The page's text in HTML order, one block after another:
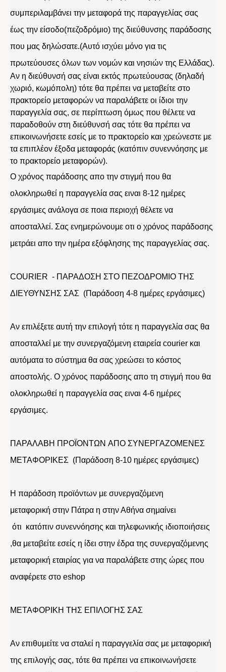
συμπεριλαμβάνει την μεταφορά της παραγγελίας σας
έως την είσοδο(πεζοδρόμιο) της διεύθυνσης παράδοσης
που μας δηλώσατε.(Αυτό ισχύει μόνο για τις
πρωτεύουσες όλων των νομών και νησιών της Ελλάδας).
Αν η διεύθυνσή σας είναι εκτός πρωτεύουσας (δηλαδή
χωριό, κωμόπολη) τότε θα πρέπει να μεταβείτε στο
πρακτορείο μεταφορών να παραλάβετε οι ίδιοι την
παραγγελία σας, σε περίπτωση όμως που θέλετε να
παραδοθούν στη διεύθυνσή σας τότε θα πρέπει να
επικοινωνήσετε εσείς με το πρακτορείο και χρεώνεστε με
τα επιπλέον έξοδα μεταφοράς (κατόπιν συνεννόησης με
το πρακτορείο μεταφορών).
Ο χρόνος παράδοσης απο την στιγμή που θα
ολοκληρωθεί η παραγγελία σας ειναι 8-12 ημέρες
εργάσιμες ανάλογα σε ποια περιοχή θέλετε να
αποσταλλεί. Σας ενημερώνουμε οτι ο χρόνος παράδοσης
μετράει απο την ημέρα εξόφλησης της παραγγελίας σας.
COURIER - ΠΑΡΑΔΟΣΗ ΣΤΟ ΠΕΖΟΔΡΟΜΙΟ ΤΗΣ
ΔΙΕΥΘΥΝΣΗΣ ΣΑΣ (Παράδοση 4-8 ημέρες εργάσιμες)
Αν επιλέξετε αυτή την επιλογή τότε η παραγγελία σας θα
αποσταλλεί με την συνεργαζόμενη εταιρεία courier και
αυτόματα το σύστημα θα σας χρεώσει το κόστος
αποστολής. Ο χρόνος παράδοσης απο τη στιγμή που θα
ολοκληρωθεί η παραγγελία σας ειναι 4-6 ημέρες
εργάσιμες.
ΠΑΡΑΛΑΒΗ ΠΡΟΪΟΝΤΩΝ ΑΠΟ ΣΥΝΕΡΓΑΖΟΜΕΝΕΣ
ΜΕΤΑΦΟΡΙΚΕΣ (Παράδοση 8-10 ημέρες εργάσιμες)
Η παράδοση προϊόντων με συνεργαζόμενη
μεταφορική στην Πάτρα η στην Αθήνα σημαίνει
ότι κατόπιν συνεννόησης και τηλεφωνικής ιδιοποιήσεις
,θα μεταβείτε εσείς η ίδει στην έδρα της συνεργαζόμενης
μεταφορική εταιρίας για να παραλάβετε στης ώρες που
αναφέρετε στο eshop
ΜΕΤΑΦΟΡΙΚΗ ΤΗΣ ΕΠΙΛΟΓΗΣ ΣΑΣ
Αν επιθυμείτε να σταλεί η παραγγελία σας με μεταφορική
της επιλογής σας, τότε θα πρέπει να επικοινωνήσετε